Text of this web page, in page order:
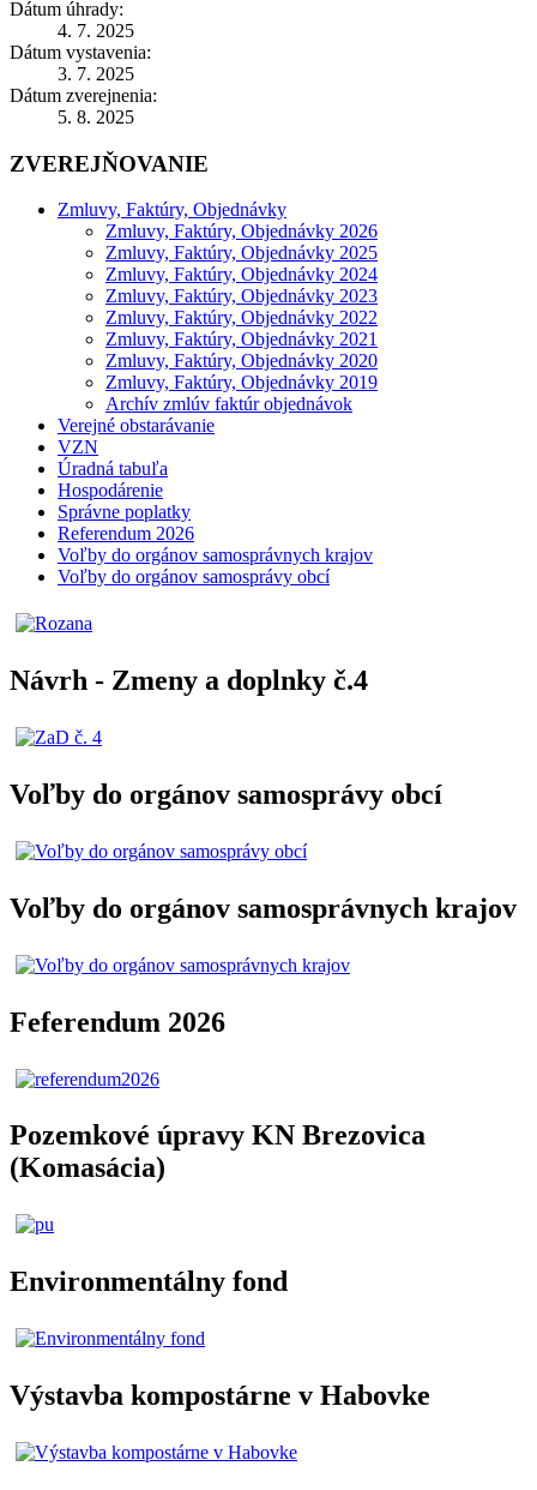
Dátum úhrady:
4. 7. 2025
Dátum vystavenia:
3. 7. 2025
Dátum zverejnenia:
5. 8. 2025
ZVEREJŇOVANIE
Zmluvy, Faktúry, Objednávky
Zmluvy, Faktúry, Objednávky 2026
Zmluvy, Faktúry, Objednávky 2025
Zmluvy, Faktúry, Objednávky 2024
Zmluvy, Faktúry, Objednávky 2023
Zmluvy, Faktúry, Objednávky 2022
Zmluvy, Faktúry, Objednávky 2021
Zmluvy, Faktúry, Objednávky 2020
Zmluvy, Faktúry, Objednávky 2019
Archív zmlúv faktúr objednávok
Verejné obstarávanie
VZN
Úradná tabuľa
Hospodárenie
Správne poplatky
Referendum 2026
Voľby do orgánov samosprávnych krajov
Voľby do orgánov samosprávy obcí
Návrh - Zmeny a doplnky č.4
Voľby do orgánov samosprávy obcí
Voľby do orgánov samosprávnych krajov
Feferendum 2026
Pozemkové úpravy KN Brezovica
(Komasácia)
Environmentálny fond
Výstavba kompostárne v Habovke